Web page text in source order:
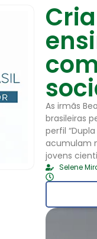
As irmãs
brasileiras
perfil
acumulam
jovens
Selene